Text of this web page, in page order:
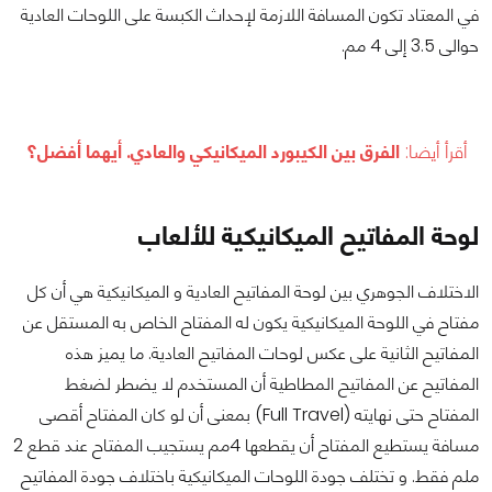
في المعتاد تكون المسافة اللازمة لإحداث الكبسة على اللوحات العادية
حوالى 3.5 إلى 4 مم.
أقرأ أيضا:الفرق بين الكيبورد الميكانيكي والعادي. أيهما أفضل؟
لوحة المفاتيح الميكانيكية للألعاب
الاختلاف الجوهري بين لوحة المفاتيح العادية و الميكانيكية هي أن كل
مفتاح في اللوحة الميكانيكية يكون له المفتاح الخاص به المستقل عن
المفاتيح الثانية على عكس لوحات المفاتيح العادية. ما يميز هذه
المفاتيح عن المفاتيح المطاطية أن المستخدم لا يضطر لضغط
المفتاح حتى نهايته (Full Travel) بمعنى أن لو كان المفتاح أقصى
مسافة يستطيع المفتاح أن يقطعها 4مم يستجيب المفتاح عند قطع 2
ملم فقط. و تختلف جودة اللوحات الميكانيكية باختلاف جودة المفاتيح